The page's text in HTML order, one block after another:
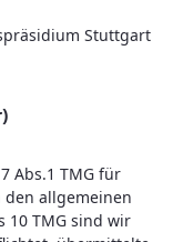
Stuttgart
Abs.1 TMG für
allgemeinen
10 TMG sind wir